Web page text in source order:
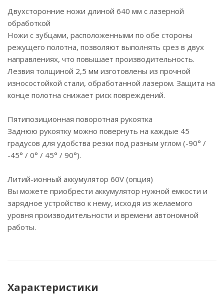
Двухсторонние ножи длиной 640 мм с лазерной
обработкой
Ножи с зубцами, расположенными по обе стороны
режущего полотна, позволяют выполнять срез в двух
направлениях, что повышает производительность.
Лезвия толщиной 2,5 мм изготовлены из прочной
износостойкой стали, обработанной лазером. Защита на
конце полотна снижает риск повреждений.
Пятипозиционная поворотная рукоятка
Заднюю рукоятку можно повернуть на каждые 45
градусов для удобства резки под разным углом (-90° /
-45° / 0° / 45° / 90°).
Литий-ионный аккумулятор 60V (опция)
Вы можете приобрести аккумулятор нужной емкости и
зарядное устройство к нему, исходя из желаемого
уровня производительности и времени автономной
работы.
Характеристики